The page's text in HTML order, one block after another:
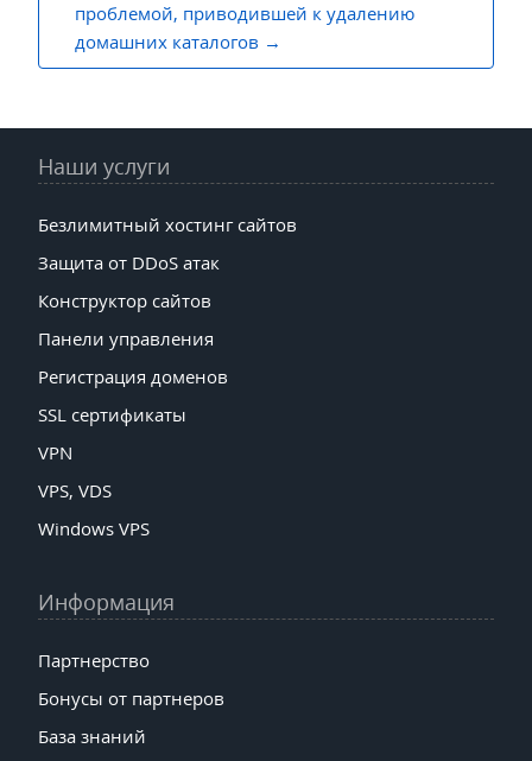
проблемой, приводившей к удалению
домашних каталогов
Наши услуги
Безлимитный хостинг сайтов
Защита от DDoS атак
Конструктор сайтов
Панели управления
Регистрация доменов
SSL сертификаты
VPN
VPS, VDS
Windows VPS
Информация
Партнерство
Бонусы от партнеров
База знаний